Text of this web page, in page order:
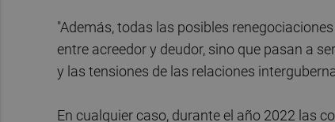
"Además, todas las posibles
entre acreedor y deudor, sino que pasan a
y las tensiones de las relaciones
En cualquier caso, durante el año 2022 las